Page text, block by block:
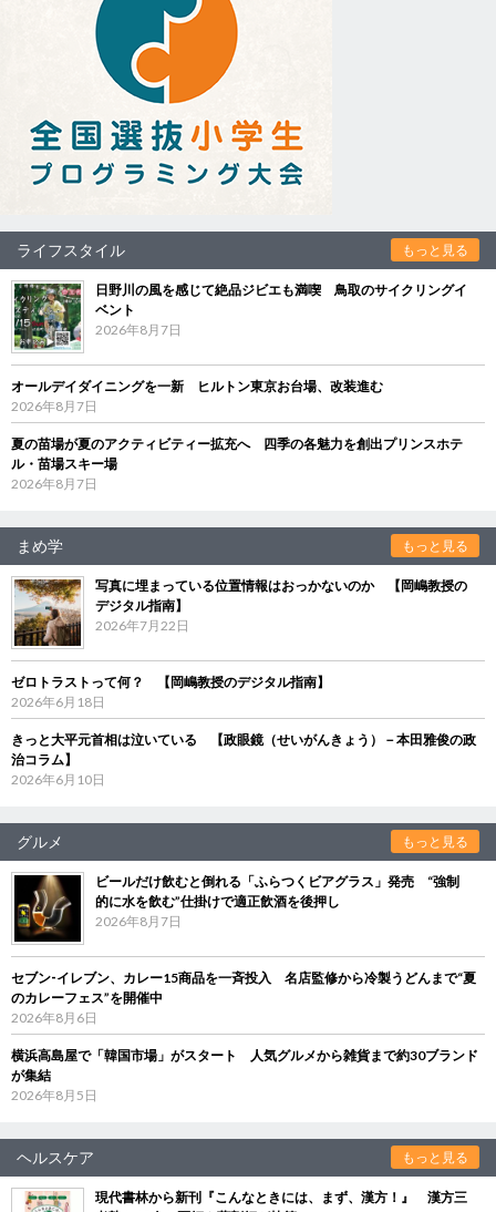
ライフスタイル もっと見る
日野川の風を感じて絶品ジビエも満喫 鳥取のサイクリングイ
ベント
2026年8月7日
オールデイダイニングを一新 ヒルトン東京お台場、改装進む
2026年8月7日
夏の苗場が夏のアクティビティー拡充へ 四季の各魅力を創出プリンスホテ
ル・苗場スキー場
2026年8月7日
まめ学 もっと見る
写真に埋まっている位置情報はおっかないのか 【岡嶋教授の
デジタル指南】
2026年7月22日
ゼロトラストって何？ 【岡嶋教授のデジタル指南】
2026年6月18日
きっと大平元首相は泣いている 【政眼鏡（せいがんきょう）－本田雅俊の政
治コラム】
2026年6月10日
グルメ もっと見る
ビールだけ飲むと倒れる「ふらつくビアグラス」発売 “強制
的に水を飲む”仕掛けで適正飲酒を後押し
2026年8月7日
セブン‐イレブン、カレー15商品を一斉投入 名店監修から冷製うどんまで“夏
のカレーフェス”を開催中
2026年8月6日
横浜高島屋で「韓国市場」がスタート 人気グルメから雑貨まで約30ブランド
が集結
2026年8月5日
ヘルスケア もっと見る
現代書林から新刊『こんなときには、まず、漢方！』 漢方三